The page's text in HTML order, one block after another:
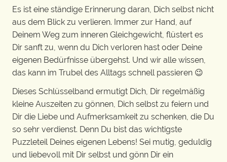
Es ist eine ständige Erinnerung daran, Dich selbst nicht
aus dem Blick zu verlieren. Immer zur Hand, auf
Deinem Weg zum inneren Gleichgewicht, flüstert es
Dir sanft zu, wenn du Dich verloren hast oder Deine
eigenen Bedürfnisse übergehst. Und wir alle wissen,
das kann im Trubel des Alltags schnell passieren 😉
Dieses Schlüsselband ermutigt Dich, Dir regelmäßig
kleine Auszeiten zu gönnen, Dich selbst zu feiern und
Dir die Liebe und Aufmerksamkeit zu schenken, die Du
so sehr verdienst. Denn Du bist das wichtigste
Puzzleteil Deines eigenen Lebens! Sei mutig, geduldig
und liebevoll mit Dir selbst und gönn Dir ein